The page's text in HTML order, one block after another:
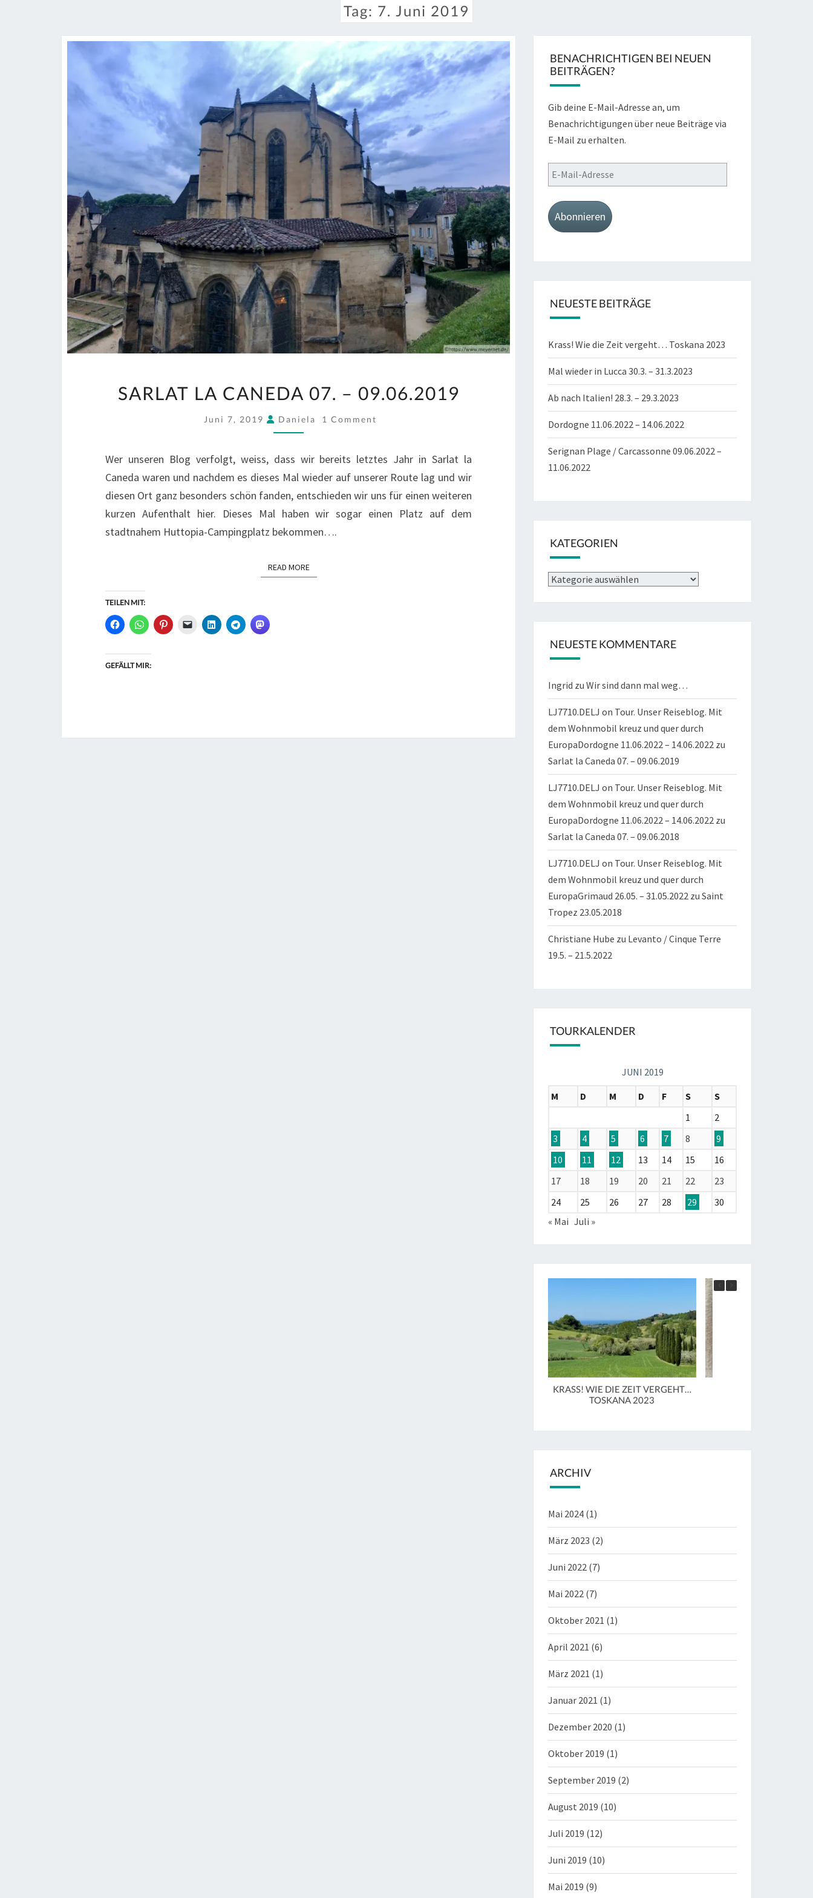
Tag: 7. Juni 2019
LA
CANEDA
07.
SARLAT LA CANEDA 07. – 09.06.2019
Juni 7, 2019 Daniela COMMENTS
1 Comment
Wer unseren Blog verfolgt, weiss, dass wir bereits letztes Jahr in Sarlat la
Caneda waren und nachdem es dieses Mal wieder auf unserer Route lag und wir
diesen Ort ganz besonders schön fanden, entschieden wir uns für einen weiteren
kurzen Aufenthalt hier. Dieses Mal haben wir sogar einen Platz auf dem
stadtnahem Huttopia-Campingplatz bekommen….
READ MOREREAD MORE
TEILEN MIT:
GEFÄLLT MIR:
BENACHRICHTIGEN BEI NEUEN
BEITRÄGEN?
Gib deine E-Mail-Adresse an, um
Benachrichtigungen über neue Beiträge via
E-Mail zu erhalten.
E-
Mail-
Adresse
Abonnieren
NEUESTE BEITRÄGE
Krass! Wie die Zeit vergeht… Toskana 2023
Mal wieder in Lucca 30.3. – 31.3.2023
Ab nach Italien! 28.3. – 29.3.2023
Dordogne 11.06.2022 – 14.06.2022
Serignan Plage / Carcassonne 09.06.2022 –
11.06.2022
KATEGORIEN
Kategorien
NEUESTE KOMMENTARE
Ingrid zu Wir sind dann mal weg…
LJ7710.DELJ on Tour. Unser Reiseblog. Mit
dem Wohnmobil kreuz und quer durch
EuropaDordogne 11.06.2022 – 14.06.2022 zu
Sarlat la Caneda 07. – 09.06.2019
LJ7710.DELJ on Tour. Unser Reiseblog. Mit
dem Wohnmobil kreuz und quer durch
EuropaDordogne 11.06.2022 – 14.06.2022 zu
Sarlat la Caneda 07. – 09.06.2018
LJ7710.DELJ on Tour. Unser Reiseblog. Mit
dem Wohnmobil kreuz und quer durch
EuropaGrimaud 26.05. – 31.05.2022 zu Saint
Tropez 23.05.2018
Christiane Hube zu Levanto / Cinque Terre
19.5. – 21.5.2022
TOURKALENDER
JUNI 2019
M
D M D F S
S
1
2
3
4 5 6 7 8
9
10
11 12 13 14 15
16
17
18 19 20 21 22
23
24
25 26 27 28 29
30
« Mai Juli »
KRASS! WIE DIE ZEIT VERGEHT…
TOSKANA 2023
ARCHIV
Mai 2024 (1)
März 2023 (2)
Juni 2022 (7)
Mai 2022 (7)
Oktober 2021 (1)
April 2021 (6)
März 2021 (1)
Januar 2021 (1)
Dezember 2020 (1)
Oktober 2019 (1)
September 2019 (2)
August 2019 (10)
Juli 2019 (12)
Juni 2019 (10)
Mai 2019 (9)